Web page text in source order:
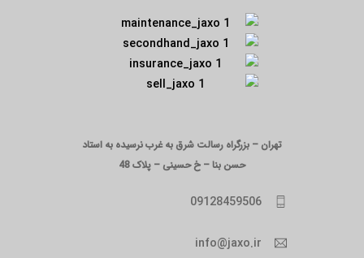
تهران – بزرگراه رسالت شرق به غرب نرسیده به استاد
حسن بنا – خ حسینی – پلاک 48
09128459506
info@jaxo.ir